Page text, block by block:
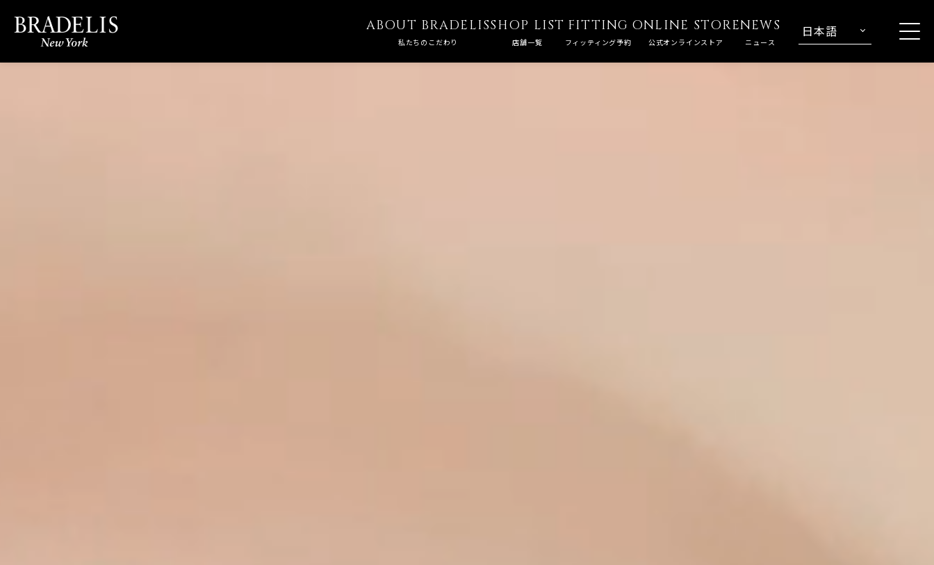
ABOUT BRADELIS
私たちのこだわり
SHOP LIST
店舗一覧
FITTING
フィッティング予約
ONLINE STORE
公式オンラインストア
NEWS
ニュース
日本語